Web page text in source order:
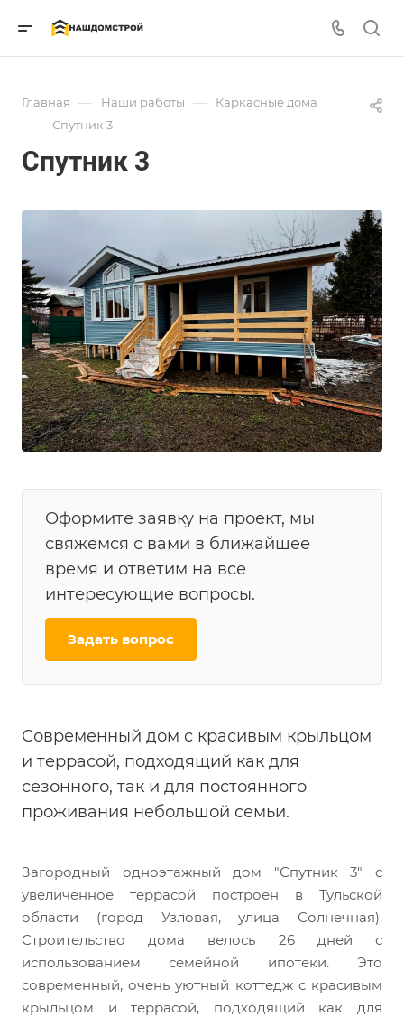
Главная — Наши работы — Каркасные дома
— Спутник 3
Спутник 3
Оформите заявку на проект, мы
свяжемся с вами в ближайшее
время и ответим на все
интересующие вопросы.
Задать вопрос
Современный дом с красивым крыльцом
и террасой, подходящий как для
сезонного, так и для постоянного
проживания небольшой семьи.
Загородный одноэтажный дом "Спутник 3" с
увеличенное террасой построен в Тульской
области (город Узловая, улица Солнечная).
Строительство дома велось 26 дней с
использованием семейной ипотеки. Это
современный, очень уютный коттедж с красивым
крыльцом и террасой, подходящий как для